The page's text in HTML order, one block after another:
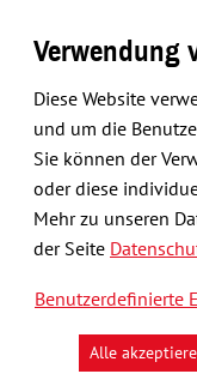
Verwendung
Diese Website
und um die
Sie können der
oder diese
Mehr zu unseren
der Seite
Benutzerdefinierte
Alle